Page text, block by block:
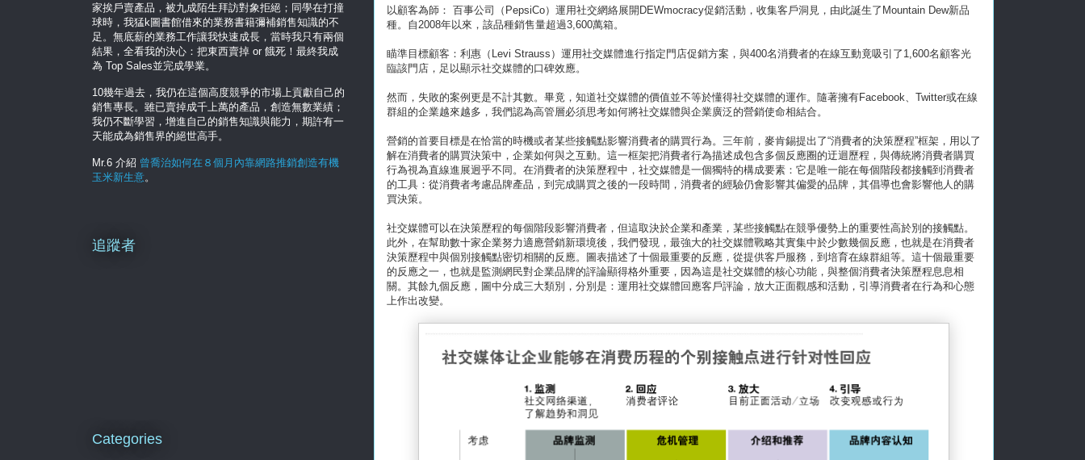
以顧客為師： 百事公司（PepsiCo）運用社交網絡展開DEWmocracy促銷活動，收集客戶洞見，由此誕生了Mountain Dew新品
種。自2008年以來，該品種銷售量超過3,600萬箱。
瞄準目標顧客：利惠（Levi Strauss）運用社交媒體進行指定門店促銷方案，與400名消費者的在線互動竟吸引了1,600名顧客光
臨該門店，足以顯示社交媒體的口碑效應。
然而，失敗的案例更是不計其數。畢竟，知道社交媒體的價值並不等於懂得社交媒體的運作。隨著擁有Facebook、Twitter或在線
群組的企業越來越多，我們認為高管層必須思考如何將社交媒體與企業廣泛的營銷使命相結合。
營銷的首要目標是在恰當的時機或者某些接觸點影響消費者的購買行為。三年前，麥肯錫提出了“消費者的決策歷程”框架，用以了
解在消費者的購買決策中，企業如何與之互動。這一框架把消費者行為描述成包含多個反應圈的迂迴歷程，與傳統將消費者購買
行為視為直線進展迥乎不同。在消費者的決策歷程中，社交媒體是一個獨特的構成要素：它是唯一能在每個階段都接觸到消費者
的工具：從消費者考慮品牌產品，到完成購買之後的一段時間，消費者的經驗仍會影響其偏愛的品牌，其倡導也會影響他人的購
買決策。
社交媒體可以在決策歷程的每個階段影響消費者，但這取決於企業和產業，某些接觸點在競爭優勢上的重要性高於別的接觸點。
此外，在幫助數十家企業努力適應營銷新環境後，我們發現，最強大的社交媒體戰略其實集中於少數幾個反應，也就是在消費者
決策歷程中與個別接觸點密切相關的反應。圖表描述了十個最重要的反應，從提供客戶服務，到培育在線群組等。這十個最重要
的反應之一，也就是監測網民對企業品牌的評論顯得格外重要，因為這是社交媒體的核心功能，與整個消費者決策歷程息息相
關。其餘九個反應，圖中分成三大類別，分別是：運用社交媒體回應客戶評論，放大正面觀感和活動，引導消費者在行為和心態
上作出改變。
家挨戶賣產品，被九成陌生拜訪對象拒絕；同學在打撞
球時，我猛k圖書館借來的業務書籍彌補銷售知識的不
足。無底薪的業務工作讓我快速成長，當時我只有兩個
結果，全看我的決心：把東西賣掉 or 餓死！最終我成
為 Top Sales並完成學業。
10幾年過去，我仍在這個高度競爭的市場上貢獻自己的
銷售專長。雖已賣掉成千上萬的產品，創造無數業績；
我仍不斷學習，增進自己的銷售知識與能力，期許有一
天能成為銷售界的絕世高手。
Mr.6 介紹 曾喬治如何在８個月內靠網路推銷創造有機
玉米新生意。
追蹤者
Categories